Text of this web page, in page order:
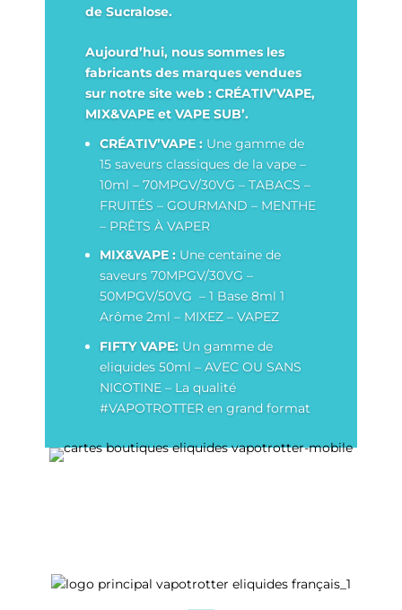
de Sucralose.
Aujourd’hui, nous sommes les
fabricants des marques vendues
sur notre site web : CRÉATIV’VAPE,
MIX&VAPE et VAPE SUB’.
CRÉATIV’VAPE : Une gamme de
15 saveurs classiques de la vape –
10ml – 70MPGV/30VG – TABACS –
FRUITÉS – GOURMAND – MENTHE
– PRÊTS À VAPER
MIX&VAPE : Une centaine de
saveurs 70MPGV/30VG –
50MPGV/50VG – 1 Base 8ml 1
Arôme 2ml – MIXEZ – VAPEZ
FIFTY VAPE: Un gamme de
eliquides 50ml – AVEC OU SANS
NICOTINE – La qualité
#VAPOTROTTER en grand format